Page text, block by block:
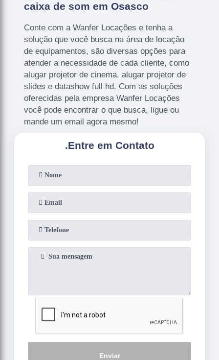
caixa de som em Osasco
Conte com a Wanfer Locações e tenha a
solução que você busca na área de locação
de equipamentos, são diversas opções para
atender a necessidade de cada cliente, como
alugar projetor de cinema, alugar projetor de
slides e datashow full hd. Com as soluções
oferecidas pela empresa Wanfer Locações
você pode encontrar o que busca, ligue ou
mande um email agora mesmo!
.Entre em Contato
Enviar